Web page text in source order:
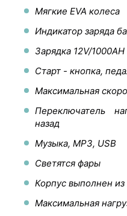
Мягкие EVA колеса
Индикатор заряда
Зарядка 12V/1000AH
Старт - кнопка,
Максимальная
Переключатель
назад
Музыка, MP3, USB
Светятся фары
Корпус выполнен
Максимальная